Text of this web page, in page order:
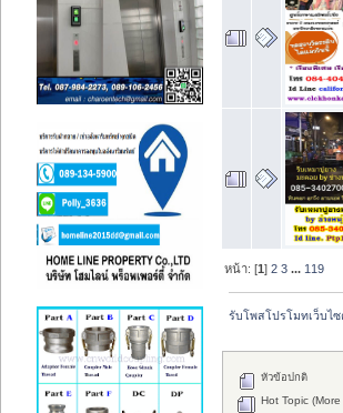
หน้า: [1]2 3 ... 119
รับโพสโปรโมทเว็บไ
หัวข้อปกติ
Hot Topic